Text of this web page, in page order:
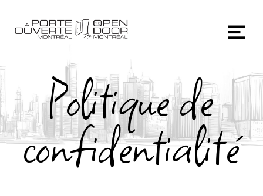
Politique de
confidentialité